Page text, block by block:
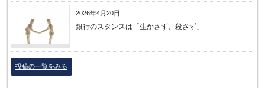
2026年4月20日
銀行のスタンスは「生かさず、殺さず」
投稿の一覧をみる